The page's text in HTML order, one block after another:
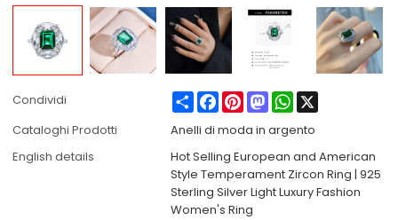
Condividi ShareFacebook
PinterestMastodonWhatsApp
Cataloghi Prodotti
Anelli di moda in argento
English details
Hot Selling European and American
Style Temperament Zircon Ring | 925
Sterling Silver Light Luxury Fashion
Women's Ring